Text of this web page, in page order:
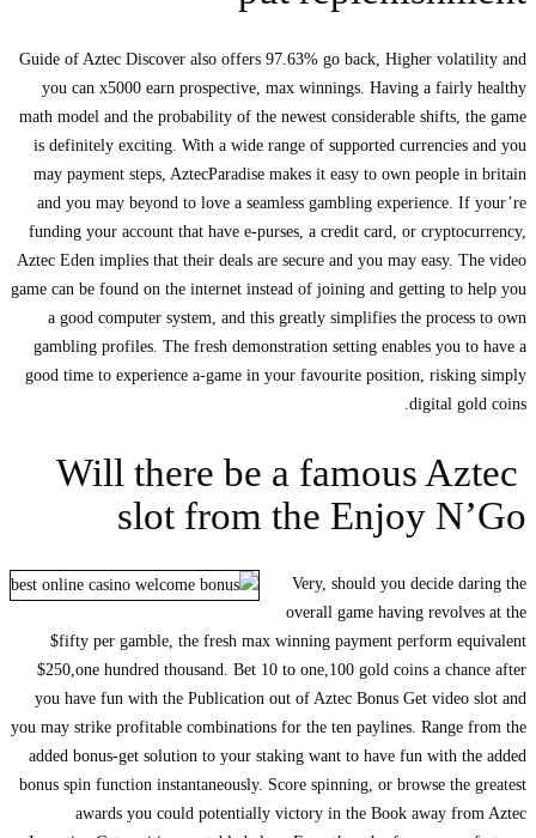
Guide of Aztec Discover also offers 97.63% go back, Higher volatility and
you can x5000 earn prospective, max winnings. Having a fairly healthy
math model and the probability of the newest considerable shifts, the game
is definitely exciting. With a wide range of supported currencies and you
may payment steps, AztecParadise makes it easy to own people in britain
and you may beyond to love a seamless gambling experience. If your’re
funding your account that have e-purses, a credit card, or cryptocurrency,
Aztec Eden implies that their deals are secure and you may easy. The video
game can be found on the internet instead of joining and getting to help you
a good computer system, and this greatly simplifies the process to own
gambling profiles. The fresh demonstration setting enables you to have a
good time to experience a-game in your favourite position, risking simply
digital gold coins.
Will there be a famous Aztec
slot from the Enjoy N’Go
Very, should you decide daring the
overall game having revolves at the
$fifty per gamble, the fresh max winning payment perform equivalent
$250,one hundred thousand. Bet 10 to one,100 gold coins a chance after
you have fun with the Publication out of Aztec Bonus Get video slot and
you may strike profitable combinations for the ten paylines. Range from the
added bonus-get solution to your staking want to have fun with the added
bonus spin function instantaneously. Score spinning, or browse the greatest
awards you could potentially victory in the Book away from Aztec